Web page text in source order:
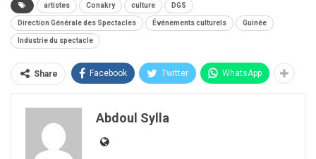
artistes Conakry culture DGS
Direction Générale des Spectacles Événements culturels Guinée
Industrie du spectacle
Share Facebook Twitter WhatsApp
Abdoul Sylla